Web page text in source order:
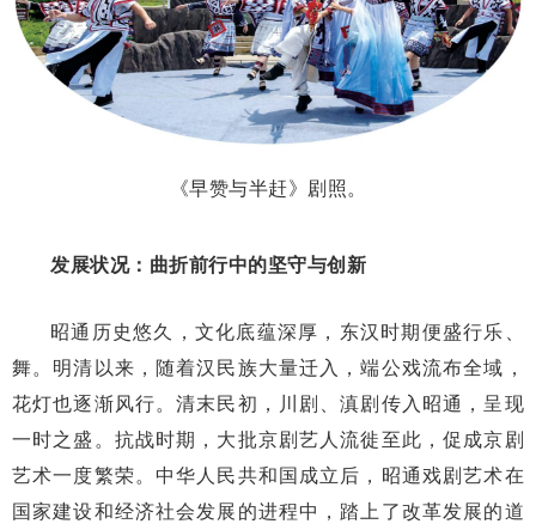
《早赞与半赶》剧照。
发展状况：曲折前行中的坚守与创新
昭通历史悠久，文化底蕴深厚，东汉时期便盛行乐、
舞。明清以来，随着汉民族大量迁入，端公戏流布全域，
花灯也逐渐风行。清末民初，川剧、滇剧传入昭通，呈现
一时之盛。抗战时期，大批京剧艺人流徙至此，促成京剧
艺术一度繁荣。中华人民共和国成立后，昭通戏剧艺术在
国家建设和经济社会发展的进程中，踏上了改革发展的道